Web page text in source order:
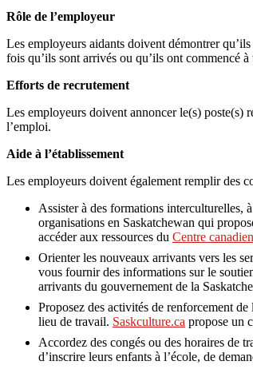
Rôle de l’employeur
Les employeurs aidants doivent démontrer
fois qu’ils sont arrivés ou qu’ils ont commencé
Efforts de recrutement
Les employeurs doivent annoncer le(s) poste(s)
l’emploi.
Aide à l’établissement
Les employeurs doivent également remplir des
Assister à des formations interculturelles,
organisations en Saskatchewan qui
accéder aux ressources du Centre
Orienter les nouveaux arrivants vers les
vous fournir des informations sur le
arrivants du gouvernement de la
Proposez des activités de renforcement
lieu de travail. Saskculture.ca propose un
Accordez des congés ou des horaires de
d’inscrire leurs enfants à l’école, de